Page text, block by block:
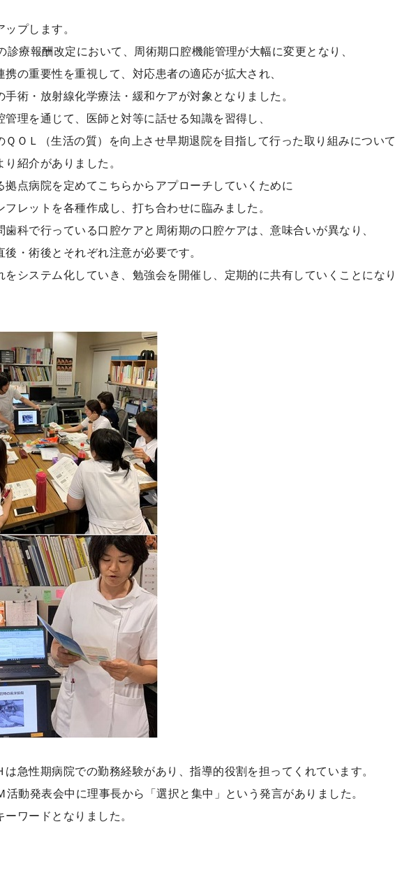
ップします。
診療報酬改定において、周術期口腔機能管理が大幅に変更となり、
携の重要性を重視して、対応患者の適応が拡大され、
手術・放射線化学療法・緩和ケアが対象となりました。
管理を通じて、医師と対等に話せる知識を習得し、
ＱＯＬ（生活の質）を向上させ早期退院を目指して行った取り組みについて
り紹介がありました。
拠点病院を定めてこちらからアプローチしていくために
フレットを各種作成し、打ち合わせに臨みました。
歯科で行っている口腔ケアと周術期の口腔ケアは、意味合いが異なり、
後・術後とそれぞれ注意が必要です。
をシステム化していき、勉強会を開催し、定期的に共有していくことになり
は急性期病院での勤務経験があり、指導的役割を担ってくれています。
活動発表会中に理事長から「選択と集中」という発言がありました。
ーワードとなりました。